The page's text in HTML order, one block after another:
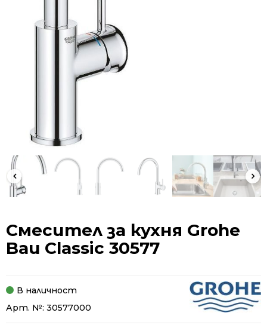
Смесител за кухня Grohe
Bau Classic 30577
В наличност
Арт. №: 30577000